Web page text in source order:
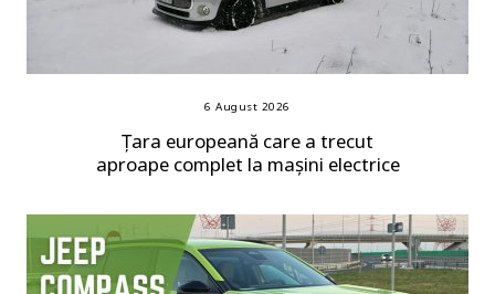
6 August 2026
Țara europeană care a trecut
aproape complet la mașini electrice